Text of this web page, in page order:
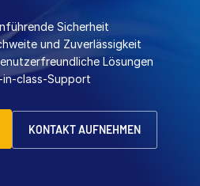
KONTAKT AUFNEHMEN
Sicherheit
und Zuverlässigkeit
Lösungen
in-class-Support